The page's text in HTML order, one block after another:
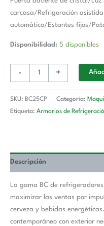
carcasa/Refrigeración
automático/Estantes fijos/
Disponibilidad: 5 disponibles
- +
SKU: BC25CP Categoría:
Etiqueta: Armarios de
Descripción
La gama BC de
maximizar las ventas por
cerveza y bebidas
contemporáneo con exterior